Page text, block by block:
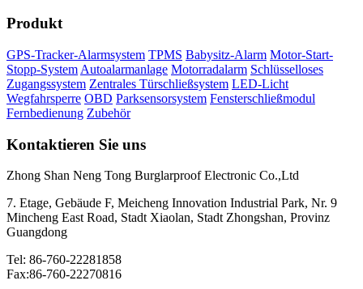
Produkt
GPS-Tracker-Alarmsystem TPMS Babysitz-Alarm Motor-Start-
Stopp-System Autoalarmanlage Motorradalarm Schlüsselloses
Zugangssystem Zentrales Türschließsystem LED-Licht
Wegfahrsperre OBD Parksensorsystem Fensterschließmodul
Fernbedienung Zubehör
Kontaktieren Sie uns
Zhong Shan Neng Tong Burglarproof Electronic Co.,Ltd
7. Etage, Gebäude F, Meicheng Innovation Industrial Park, Nr. 9
Mincheng East Road, Stadt Xiaolan, Stadt Zhongshan, Provinz
Guangdong
Tel: 86-760-22281858
Fax:86-760-22270816